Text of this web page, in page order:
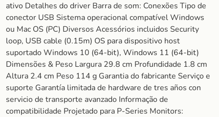
ativo Detalhes do driver Barra de som: Conexões Tipo de
conector USB Sistema operacional compatível Windows
ou Mac OS (PC) Diversos Acessórios incluidos Security
loop, USB cable (0.15m) OS para dispositivo host
suportado Windows 10 (64-bit), Windows 11 (64-bit)
Dimensões & Peso Largura 29.8 cm Profundidade 1.8 cm
Altura 2.4 cm Peso 114 g Garantia do fabricante Serviço e
suporte Garantía limitada de hardware de tres años con
servicio de transporte avanzado Informação de
compatibilidade Projetado para P-Series Monitors: